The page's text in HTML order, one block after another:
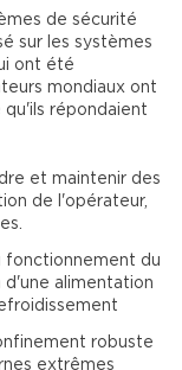
de sécurité
sur les systèmes
ont été
mondiaux ont
répondaient
et maintenir des
de l'opérateur,
fonctionnement du
alimentation
robuste
extrêmes